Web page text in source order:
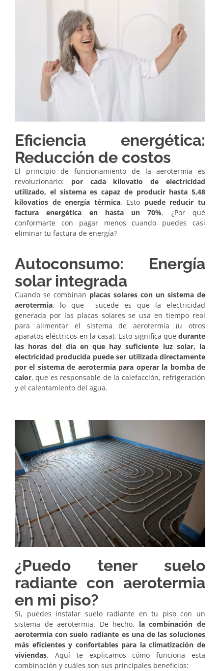
Eficiencia energética:
Reducción de costos
El principio de funcionamiento de la aerotermia es
revolucionario: por cada kilovatio de electricidad
utilizado, el sistema es capaz de producir hasta 5,48
kilovatios de energía térmica. Esto puede reducir tu
factura energética en hasta un 70%. ¿Por qué
conformarte con pagar menos cuando puedes casi
eliminar tu factura de energía?
Autoconsumo: Energía
solar integrada
Cuando se combinan placas solares con un sistema de
aerotermia, lo que sucede es que la electricidad
generada por las placas solares se usa en tiempo real
para alimentar el sistema de aerotermia (u otros
aparatos eléctricos en la casa). Esto significa que durante
las horas del día en que hay suficiente luz solar, la
electricidad producida puede ser utilizada directamente
por el sistema de aerotermia para operar la bomba de
calor, que es responsable de la calefacción, refrigeración
y el calentamiento del agua.
¿Puedo tener suelo
radiante con aerotermia
en mi piso?
Sí, puedes instalar suelo radiante en tu piso con un
sistema de aerotermia. De hecho, la combinación de
aerotermia con suelo radiante es una de las soluciones
más eficientes y confortables para la climatización de
viviendas. Aquí te explicamos cómo funciona esta
combinación y cuáles son sus principales beneficios: